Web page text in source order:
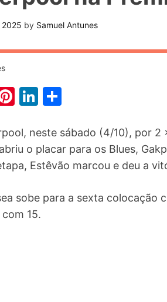
by Samuel Antunes
Pi
er
e
st
Li
k
e
dI
n
ar
e
neste sábado (4/10), por 2
o placar para os Blues,
Estêvão marcou e deu a
sobe para a sexta colocação
15.